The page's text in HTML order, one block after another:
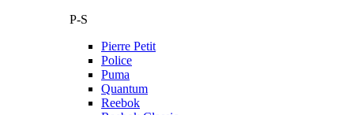
P-S
Pierre Petit
Police
Puma
Quantum
Reebok